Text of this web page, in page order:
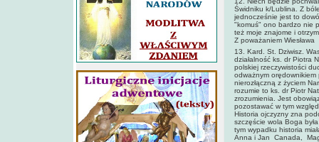
Świdniku k/Lublina. Z
jednocześnie jest to
"komuś" ono bardzo nie
też moje znajome i
Z poważaniem Wiesława
13. Kard. St. Dziwisz.
działalność ks. dr Piotra
polskiej rzeczywistości
odważnym
nierozłączną z życiem
rozumie to ks. dr Piotr
zrozumienia. Jest
pozostawać w tym
Historia ojczyzny zna
szczęście wola Boga
tym wypadku historia
Anna i Jan Canada,